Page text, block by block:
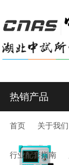
热销产品
首页 关于我们
行业配套指南